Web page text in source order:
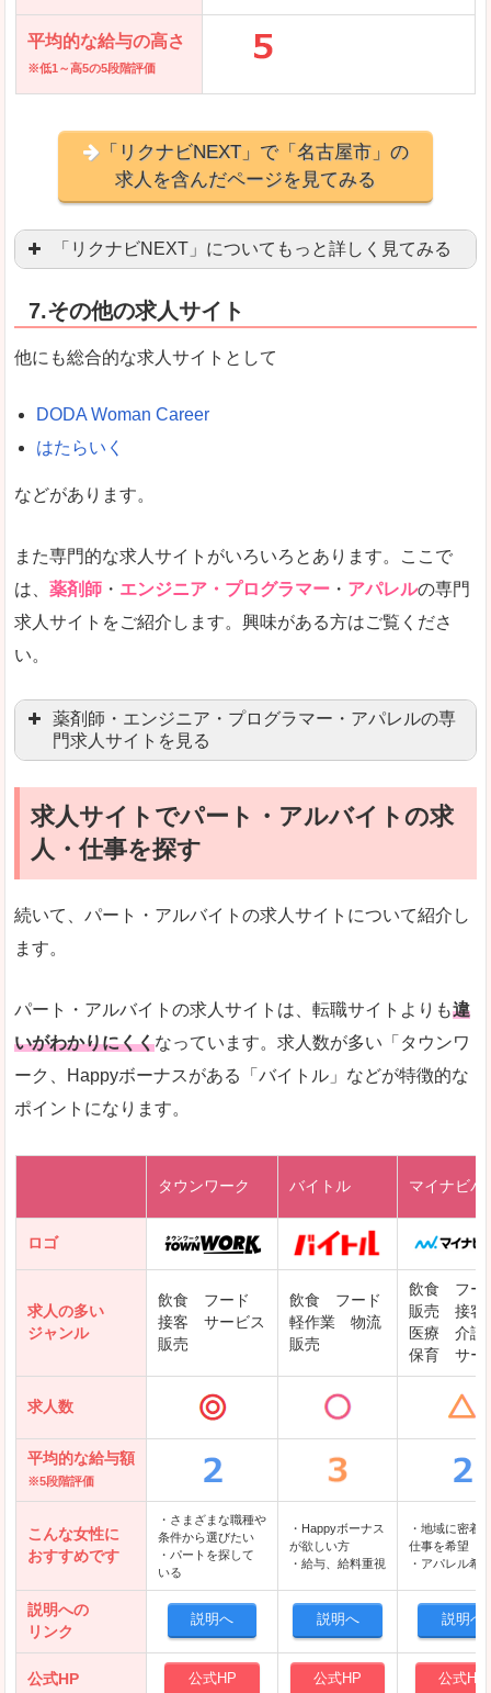
平均的な給与の高さ
※低1～高5の5段階評価
「リクナビNEXT」で「名古屋市」の
求人を含んだページを見てみる
「リクナビNEXT」についてもっと詳しく見てみる
良いところ
悪いところ
未経験 未経験の求人もあります
営業職を探している方にとっては、有利なサイト
検索人気キーワードの上位が「40代」「50代」
使いやすさ
文字が大きくて見やすいです。
求人を含んだページを見てみる
7.その他の求人サイト
他にも総合的な求人サイトとして
DODA Woman Career
はたらいく
などがあります。
また専門的な求人サイトがいろいろとあります。ここで
は、 薬剤師 ・ エンジニア・プログラマー ・ アパレルの専門
求人サイトをご紹介します。興味がある方はご覧くださ
い。
薬剤師・エンジニア・プログラマー・アパレルの専
門求人サイトを見る
マイナビ薬剤師
リクナビ薬剤師
ファルマスタッフ
薬キャリ(エムスリー)
ファーマキャリア
レバテックキャリア
DODAエンジニア IT
クリーデンス
テンプスタッフ
アパレル転職なび
求人サイトでパート・アルバイトの求
人・仕事を探す
続いて、パート・アルバイトの求人サイトについて紹介し
ます。
パート・アルバイトの求人サイトは、転職サイトよりも違
いがわかりにくくなっています。求人数が多い「タウンワ
ーク、Happyボーナスがある「バイトル」などが特徴的な
ポイントになります。
タウンワーク バイトル マイナビバ
ロゴ
求人の多い
ジャンル
飲食 フード
接客 サービス
販売
飲食 フード
軽作業 物流
販売
飲食 フー
販売 接客
医療 介護
保育 サー
求人数
平均的な給与額
※5段階評価
こんな女性に
おすすめです
・さまざまな職種や
条件から選びたい
・パートを探して
いる
・Happyボーナス
が欲しい方
・給与、給料重視
・地域に密着
仕事を希望
・アパレル希
説明への
リンク
説明へ 説明へ 説明へ
公式HP 公式HP 公式HP 公式HP